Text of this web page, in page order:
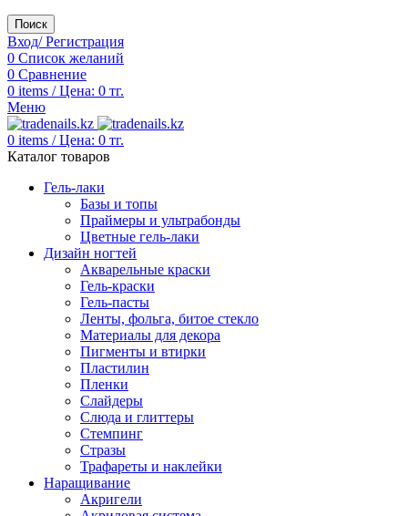
Поиск
Вход/ Регистрация
0 Список желаний
0 Сравнение
0 items / Цена: 0 тг.
Меню
0 items / Цена: 0 тг.
Каталог товаров
Гель-лаки
Базы и топы
Праймеры и ультрабонды
Цветные гель-лаки
Дизайн ногтей
Акварельные краски
Гель-краски
Гель-пасты
Ленты, фольга, битое стекло
Материалы для декора
Пигменты и втирки
Пластилин
Пленки
Слайдеры
Слюда и глиттеры
Стемпинг
Стразы
Трафареты и наклейки
Наращивание
Акригели